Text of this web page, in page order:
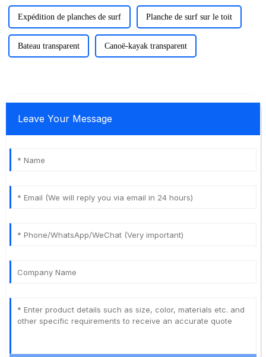
Expédition de planches de surf Planche de surf sur le toit
Bateau transparent Canoë-kayak transparent
Leave Your Message